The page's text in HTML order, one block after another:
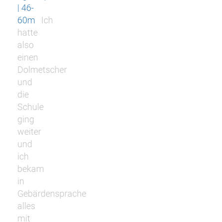
| 46-
60m
Ich
hatte
also
einen
Dolmetscher
und
die
Schule
ging
weiter
und
ich
bekam
in
Gebärdensprache
alles
mit